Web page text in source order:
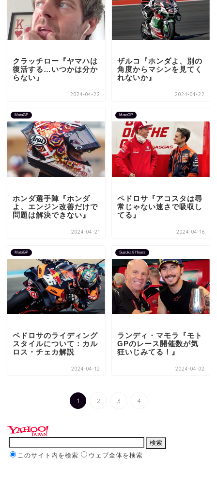
クラッチロー『ヤマハは
復活する…いつかは分か
らない』
2024-04-22
ザルコ『ホンダよ、別の
角度からマシンを見てく
れないか』
2024-04-22
MotoGP
ホンダ選手陣『ホンダ
よ、エンジン改善だけで
問題は解決できない』
2024-04-21
MotoGP
ペドロサ『アコスタは尋
常じゃない速さで吸収し
てる』
2024-04-16
MotoGP
ペドロサのライディング
スタイルについて：カル
ロス・チェカ解説
2024-04-12
Suzuka 8 Hours
ランディ・マモラ『モト
GPのレース開催数が気
狂いじみてる！』
2024-04-02
1 2 3 4
このサイト内を検索 ウェブ全体を検索